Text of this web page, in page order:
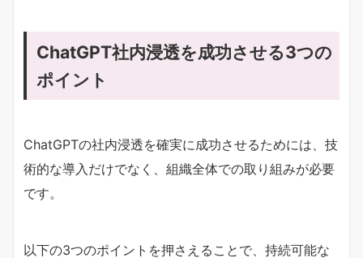
ChatGPT社内浸透を成功させる3つの
ポイント
ChatGPTの社内浸透を確実に成功させるためには、技
術的な導入だけでなく、組織全体での取り組みが必要
です。
以下の3つのポイントを押さえることで、持続可能な